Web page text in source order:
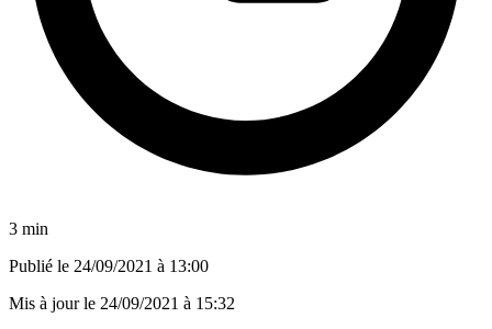
3 min
Publié le 24/09/2021 à 13:00
Mis à jour le 24/09/2021 à 15:32